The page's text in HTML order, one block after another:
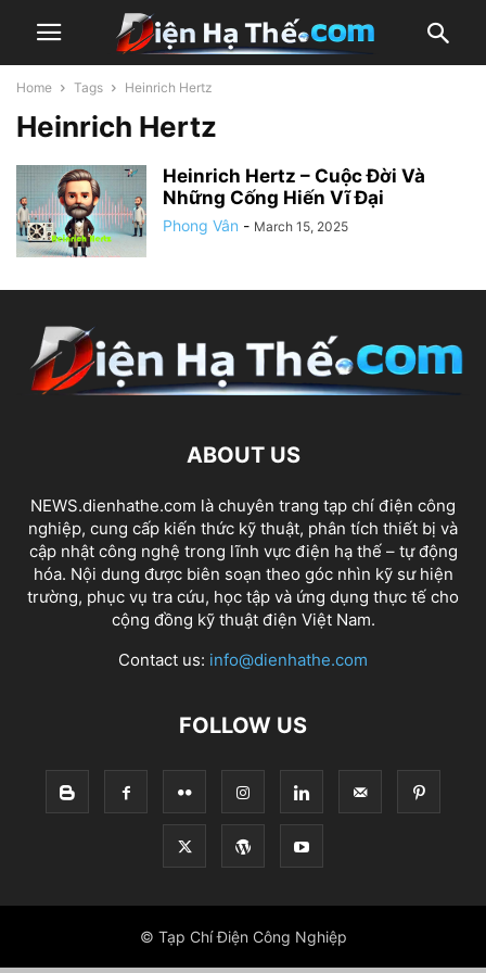
Home Tags Heinrich Hertz
Heinrich Hertz
Heinrich Hertz – Cuộc Đời Và
Những Cống Hiến Vĩ Đại
Phong Vân - March 15, 2025
ABOUT US
NEWS.dienhathe.com là chuyên trang tạp chí điện công
nghiệp, cung cấp kiến thức kỹ thuật, phân tích thiết bị và
cập nhật công nghệ trong lĩnh vực điện hạ thế – tự động
hóa. Nội dung được biên soạn theo góc nhìn kỹ sư hiện
trường, phục vụ tra cứu, học tập và ứng dụng thực tế cho
cộng đồng kỹ thuật điện Việt Nam.
Contact us: info@dienhathe.com
FOLLOW US
© Tạp Chí Điện Công Nghiệp